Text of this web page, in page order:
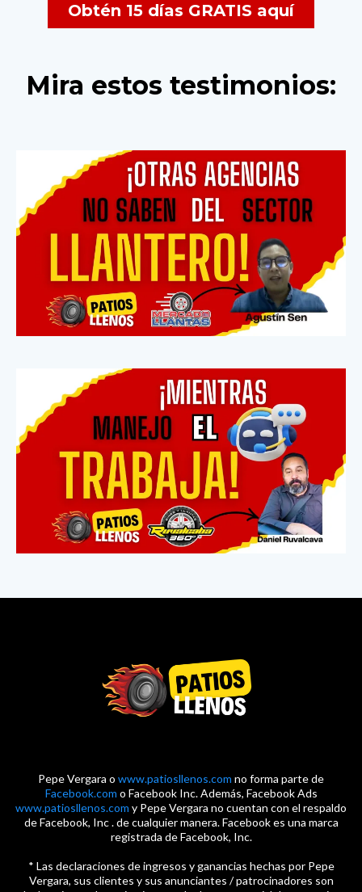
Obtén 15 días GRATIS aquí
Mira estos testimonios:
Pepe Vergara o www.patiosllenos.com no forma parte de
Facebook.com o Facebook Inc. Además, Facebook Ads
www.patiosllenos.com y Pepe Vergara no cuentan con el respaldo
de Facebook, Inc . de cualquier manera. Facebook es una marca
registrada de Facebook, Inc.
* Las declaraciones de ingresos y ganancias hechas por Pepe
Vergara, sus clientes y sus anunciantes / patrocinadores son